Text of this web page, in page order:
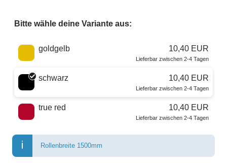
Bitte wähle deine Variante aus:
Wähle eine Farbe
goldgelb 10,40 EUR
Lieferbar zwischen 2-4 Tagen
schwarz 10,40 EUR
Lieferbar zwischen 2-4 Tagen
true red 10,40 EUR
Lieferbar zwischen 2-4 Tagen
Rollenbreite 1500mm